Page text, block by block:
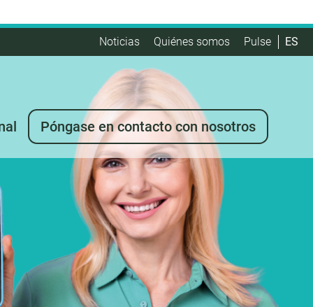
Noticias Quiénes somos Pulse ES
Póngase en contacto con nosotros